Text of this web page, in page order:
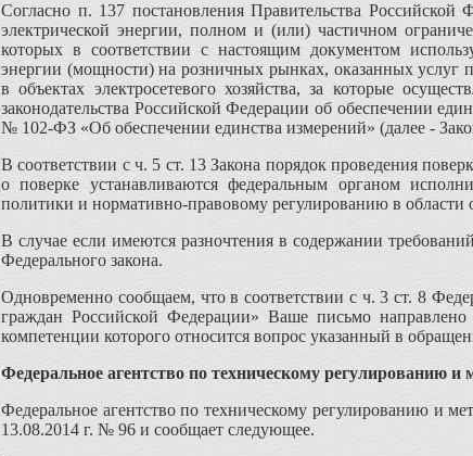
Согласно п. 137 постановления Правительства
электрической энергии, полном и (или) частичном
которых в соответствии с настоящим документом
энергии (мощности) на розничных рынках, оказанных услуг
в объектах электросетевого хозяйства, за которые
законодательства Российской Федерации об обеспечении
№ 102-ФЗ «Об обеспечении единства измерений» (далее -
В соответствии с ч. 5 ст. 13 Закона порядок проведения
о поверке устанавливаются федеральным органом
политики и нормативно-правовому регулированию в области
В случае если имеются разночтения в содержании
Федерального закона.
Одновременно сообщаем, что в соответствии с ч. 3 ст. 8
граждан Российской Федерации» Ваше письмо
компетенции которого относится вопрос указанный в
Федеральное агентство по техническому регулированию и
Федеральное агентство по техническому регулированию и
13.08.2014 г. № 96 и сообщает следующее.